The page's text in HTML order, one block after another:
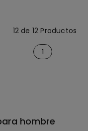
12 de 12 Productos
1
hombre